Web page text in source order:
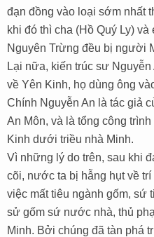
đạn đồng vào loại sớm nhất
khi đó thì cha (Hồ Quý Ly)
Nguyên Trừng đều bị người
Lại nữa, kiến trúc sư
về Yên Kinh, họ dùng ông
Chính Nguyễn An là tác giả
An Môn, và là tổng công
Kinh dưới triều nhà Minh.
Vì những lý do trên, sau khi
cõi, nước ta bị hẫng hụt về
việc mất tiêu ngành gốm, sứ
sử gốm sứ nước nhà, thủ
Minh. Bởi chúng đã tàn phá